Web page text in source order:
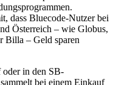
dass Bluecode-Nutzer bei
Österreich – wie Globus,
Billa – Geld sparen
oder in den SB-
bei einem Einkauf